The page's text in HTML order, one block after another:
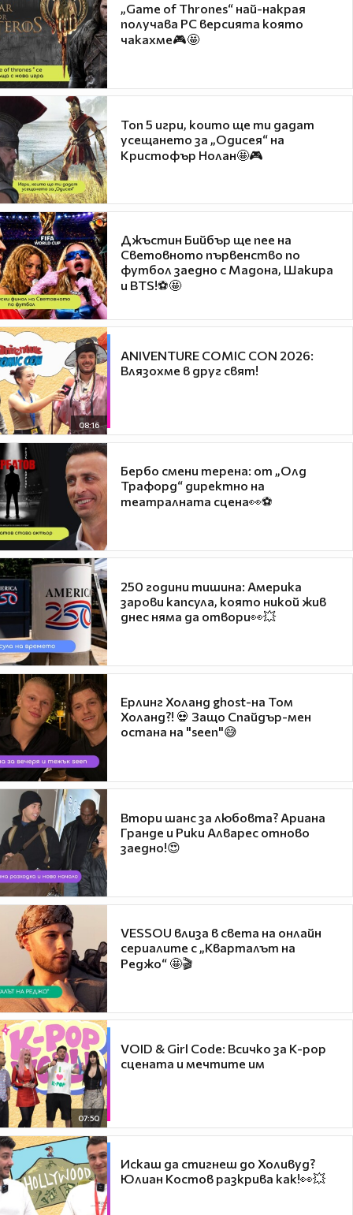
„Game of Thrones“ най-накрая
получава PC версията която
чакахме🎮🤩
Топ 5 игри, които ще ти дадат
усещането за „Одисея“ на
Кристофър Нолан🤩🎮
Джъстин Бийбър ще пее на
Световното първенство по
футбол заедно с Мадона, Шакира
и BTS!⚽🤩
08:16
ANIVENTURE COMIC CON 2026:
Влязохме в друг свят!
Бербо смени терена: от „Олд
Трафорд“ директно на
театралната сцена👀⚽
250 години тишина: Америка
зарови капсула, която никой жив
днес няма да отвори👀💥
Ерлинг Холанд ghost-на Том
Холанд?! 💀 Защо Спайдър-мен
остана на "seen"😅
Втори шанс за любовта? Ариана
Гранде и Рики Алварес отново
заедно!😍
VESSOU влиза в света на онлайн
сериалите с „Кварталът на
Реджо“ 🤩🎬
07:50
VOID & Girl Code: Всичко за K-pop
сцената и мечтите им
Искаш да стигнеш до Холивуд?
Юлиан Костов разкрива как!👀💥